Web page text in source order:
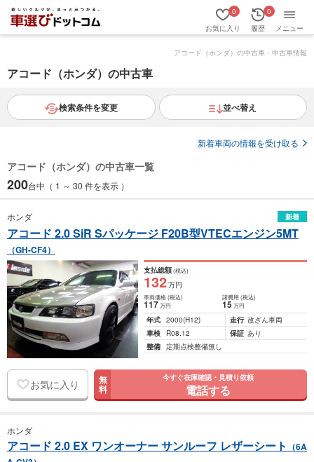
お気に入り
0
履歴
0
メニュー
アコード（ホンダ）の中古車・中古車情報
アコード（ホンダ）の中古車
検索条件を変更 並べ替え
新着車両の情報を受け取る
アコード（ホンダ）の中古車一覧
200台中（ 1 ～ 30 件を表示 ）
ホンダ 新着
アコード 2.0 SiR Sパッケージ F20B型VTECエンジン5MT
（GH-CF4）
支払総額(税込)
132万円
車両価格(税込)
117万円
諸費用 (税込)
15 万円
年式 2000(H12) 走行 改ざん車両
車検
R08.12 保証 あり
整備 定期点検整備無し
お気に入り 無
料
今すぐ在庫確認・見積り依頼
電話する
ホンダ
アコード 2.0 EX ワンオーナー サンルーフ レザーシート （6A